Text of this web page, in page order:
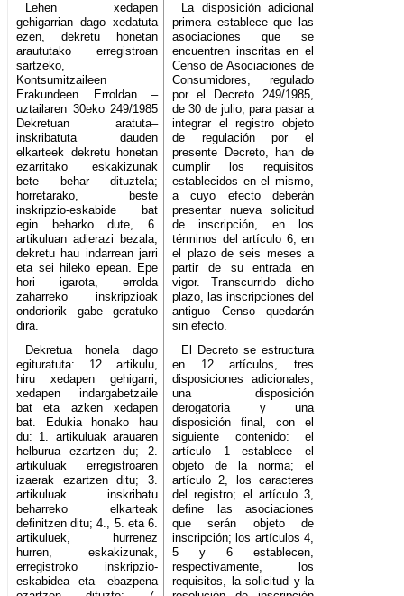
Lehen xedapen
gehigarrian dago xedatuta
ezen, dekretu honetan
araututako erregistroan
sartzeko,
Kontsumitzaileen
Erakundeen Erroldan –
uztailaren 30eko 249/1985
Dekretuan aratuta–
inskribatuta dauden
elkarteek dekretu honetan
ezarritako eskakizunak
bete behar dituztela;
horretarako, beste
inskripzio-eskabide bat
egin beharko dute, 6.
artikuluan adierazi bezala,
dekretu hau indarrean jarri
eta sei hileko epean. Epe
hori igarota, errolda
zaharreko inskripzioak
ondoriorik gabe geratuko
dira.
La disposición adicional
primera establece que las
asociaciones que se
encuentren inscritas en el
Censo de Asociaciones de
Consumidores, regulado
por el Decreto 249/1985,
de 30 de julio, para pasar a
integrar el registro objeto
de regulación por el
presente Decreto, han de
cumplir los requisitos
establecidos en el mismo,
a cuyo efecto deberán
presentar nueva solicitud
de inscripción, en los
términos del artículo 6, en
el plazo de seis meses a
partir de su entrada en
vigor. Transcurrido dicho
plazo, las inscripciones del
antiguo Censo quedarán
sin efecto.
Dekretua honela dago
egituratuta: 12 artikulu,
hiru xedapen gehigarri,
xedapen indargabetzaile
bat eta azken xedapen
bat. Edukia honako hau
du: 1. artikuluak arauaren
helburua ezartzen du; 2.
artikuluak erregistroaren
izaerak ezartzen ditu; 3.
artikuluak inskribatu
beharreko elkarteak
definitzen ditu; 4., 5. eta 6.
artikuluek, hurrenez
hurren, eskakizunak,
erregistroko inskripzio-
eskabidea eta -ebazpena
El Decreto se estructura
en 12 artículos, tres
disposiciones adicionales,
una disposición
derogatoria y una
disposición final, con el
siguiente contenido: el
artículo 1 establece el
objeto de la norma; el
artículo 2, los caracteres
del registro; el artículo 3,
define las asociaciones
que serán objeto de
inscripción; los artículos 4,
5 y 6 establecen,
respectivamente, los
requisitos, la solicitud y la